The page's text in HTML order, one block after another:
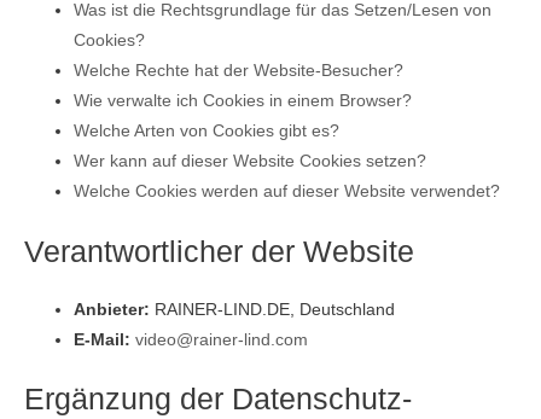
Was ist die Rechtsgrundlage für das Setzen/Lesen von
Cookies?
Welche Rechte hat der Website-Besucher?
Wie verwalte ich Cookies in einem Browser?
Welche Arten von Cookies gibt es?
Wer kann auf dieser Website Cookies setzen?
Welche Cookies werden auf dieser Website verwendet?
Verantwortlicher der Website
Anbieter: RAINER-LIND.DE, Deutschland
E-Mail:video@rainer-lind.com
Ergänzung der Datenschutz-